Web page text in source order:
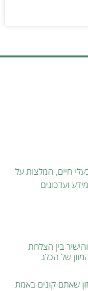
חיים, המלצות על
ועדכונים
בין הצלחת
של הכלב
שאתם קונים באמת